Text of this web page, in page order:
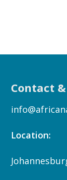
Contact
Location: